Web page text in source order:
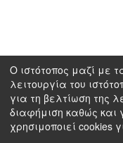
Ο ιστότοπος μαζί με
λειτουργία του
για τη βελτίωση της
διαφήμιση καθώς και
χρησιμοποιεί cookies